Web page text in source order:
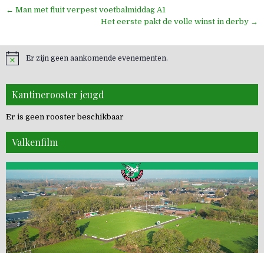
Bericht
← Man met fluit verpest voetbalmiddag A1
Het eerste pakt de volle winst in derby →
Er zijn geen aankomende evenementen.
Kantinerooster jeugd
Er is geen rooster beschikbaar
Valkenfilm